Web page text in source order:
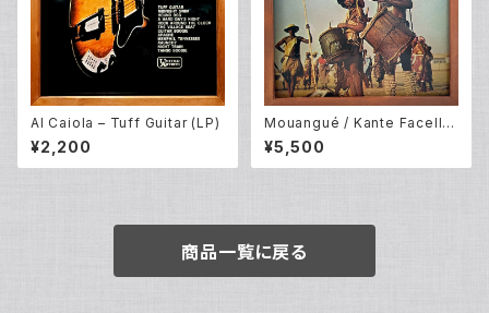
Al Caiola – Tuff Guitar (LP)
¥2,200
Mouangué / Kante Facelli /
Keita Fodeba – The Voices
And Drums Of Africa (LP)
¥5,500
商品一覧に戻る